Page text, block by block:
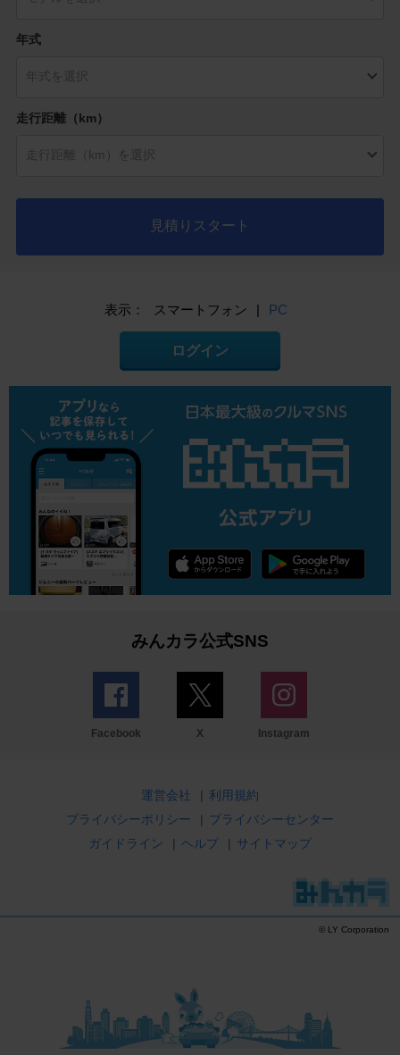
年式
走行距離（km）
見積りスタート
表示： スマートフォン | PC
ログイン
みんカラ公式SNS
Facebook X Instagram
運営会社 | 利用規約
プライバシーポリシー
| プライバシーセンター
ガイドライン
| ヘルプ | サイトマップ
© LY Corporation